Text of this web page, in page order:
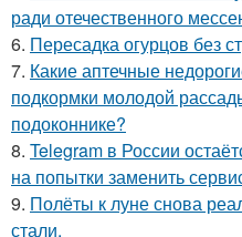
ради отечественного
6. Пересадка огурцов без
7. Какие аптечные
подкормки молодой
подоконнике?
8. Telegram в России
на попытки заменить
9. Полёты к луне снова
стали.